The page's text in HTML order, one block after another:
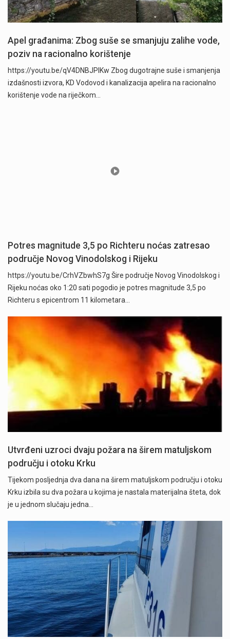
Apel građanima: Zbog suše se smanjuju zalihe vode,
poziv na racionalno korištenje
https://youtu.be/qV4DNBJPlKw Zbog dugotrajne suše i smanjenja
izdašnosti izvora, KD Vodovod i kanalizacija apelira na racionalno
korištenje vode na riječkom…
Potres magnitude 3,5 po Richteru noćas zatresao
područje Novog Vinodolskog i Rijeku
https://youtu.be/CrhVZbwhS7g Šire područje Novog Vinodolskog i
Rijeku noćas oko 1:20 sati pogodio je potres magnitude 3,5 po
Richteru s epicentrom 11 kilometara…
Utvrđeni uzroci dvaju požara na širem matuljskom
području i otoku Krku
Tijekom posljednja dva dana na širem matuljskom području i otoku
Krku izbila su dva požara u kojima je nastala materijalna šteta, dok
je u jednom slučaju jedna…